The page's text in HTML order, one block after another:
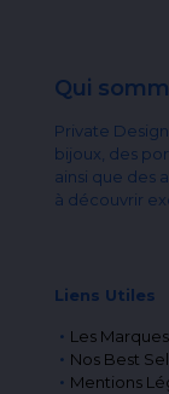
Qui
Private
bijoux, des
ainsi que des
à découvrir
Liens Utiles
Les Marques
Nos Best
Mentions